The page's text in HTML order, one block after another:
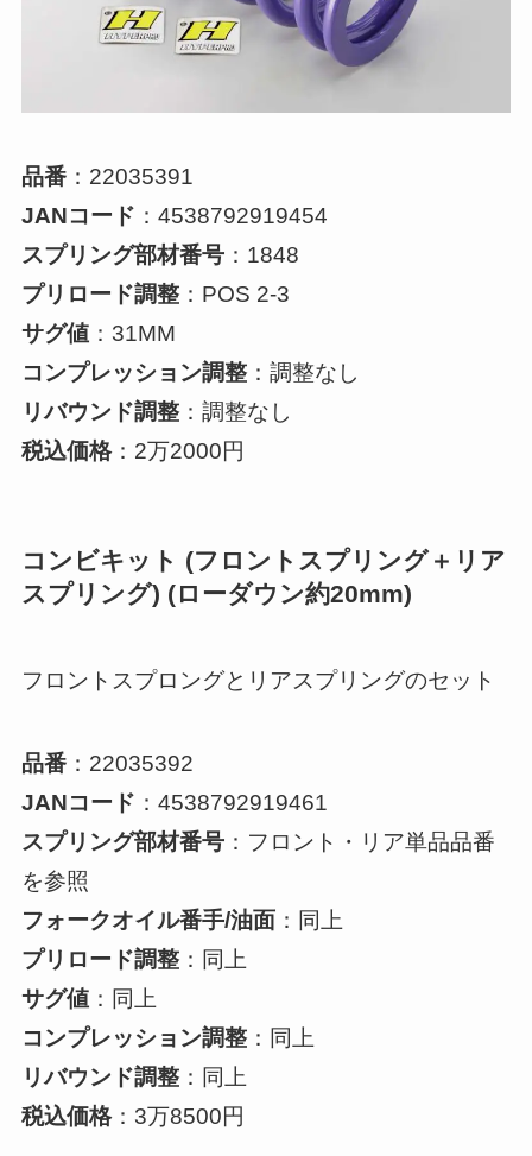
品番：22035391
JANコード ：4538792919454
スプリング部材番号：1848
プリロード調整：POS 2-3
サグ値：31MM
コンプレッション調整：調整なし
リバウンド調整：調整なし
税込価格：2万2000円
コンビキット (フロントスプリング＋リア
スプリング) (ローダウン約20mm)
フロントスプロングとリアスプリングのセット
品番：22035392
JANコード ：4538792919461
スプリング部材番号：フロント・リア単品品番
を参照
フォークオイル番手/油面：同上
プリロード調整：同上
サグ値：同上
コンプレッション調整：同上
リバウンド調整：同上
税込価格：3万8500円